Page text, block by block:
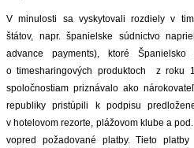
V minulosti sa vyskytovali rozdiely v
štátov, napr. španielske súdnictvo
advance payments), ktoré
o timesharingových produktoch z roku
spoločnostiam priznávalo ako
republiky pristúpili k podpisu
v hotelovom rezorte, plážovom klube a
vopred požadované platby. Tieto